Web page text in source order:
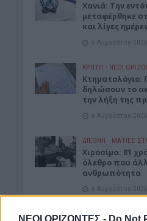
ΝΕΟΙ ΟΡΙΖΟΝΤΕΣ - Do Not
Χανιά: Την
μεταφέρθηκε
και λίγες
6 Αυγούστου
ΚΡΗΤΗ • ΝΕΟΙ
Κτηματολόγιο:
δηλώσουν το
την λήξη της
6 Αυγούστου
ΔΙΕΘΝΗ • ΜΑΤΙΕΣ
Χιροσίμα: 81
όλεθρο που
ανθρωπότητα
6 Αυγούστου
ΕΝΔΙΑΦΕΡΟΝΤΑ